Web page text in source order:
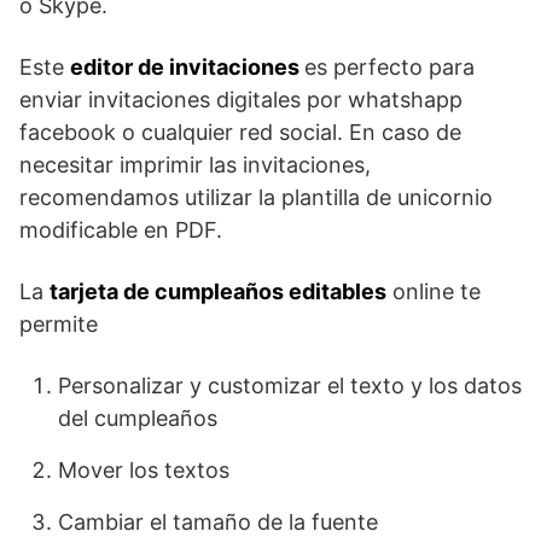
o Skype.
Este editor de invitaciones es perfecto para
enviar invitaciones digitales por whatshapp
facebook o cualquier red social. En caso de
necesitar imprimir las invitaciones,
recomendamos utilizar la plantilla de unicornio
modificable en PDF.
La tarjeta de cumpleaños editables online te
permite
Personalizar y customizar el texto y los datos
del cumpleaños
Mover los textos
Cambiar el tamaño de la fuente